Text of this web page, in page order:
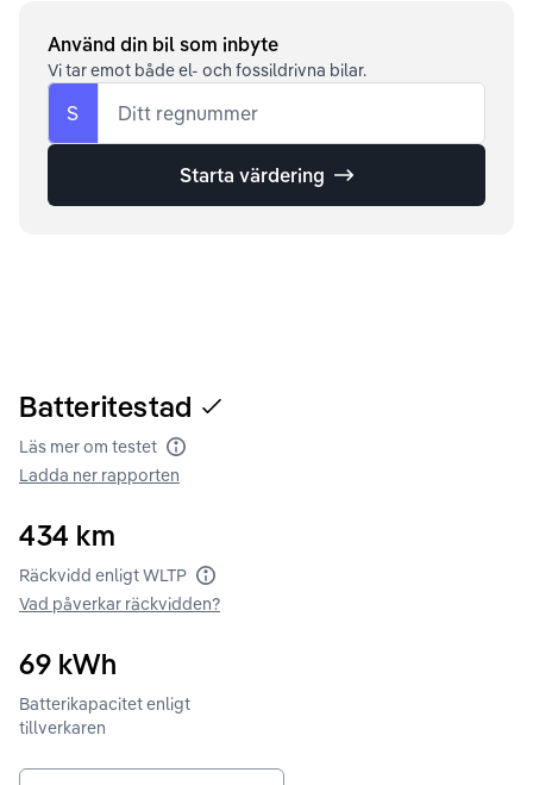
Använd din bil som inbyte
Vi tar emot både el- och fossildrivna bilar.
S Ditt regnummer
Starta värdering
Batteritestad
Läs mer om testet Batteritest
Ladda ner rapporten
434 km
Räckvidd enligt WLTP Räckvidd enligt WLTP
Vad påverkar räckvidden?
69 kWh
Batterikapacitet enligt
tillverkaren